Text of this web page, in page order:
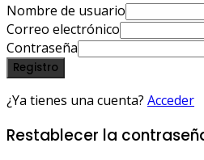
Nombre de usuario
Correo electrónico
Contraseña
Registro
¿Ya tienes una cuenta? Acceder
Restablecer la